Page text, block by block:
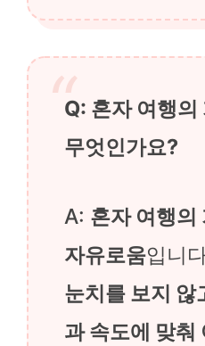
Q: 혼자 여행
무엇인가요?
A: 혼자 여행의
자유로움입니
눈치를 보지 않
과 속도에 맞춰